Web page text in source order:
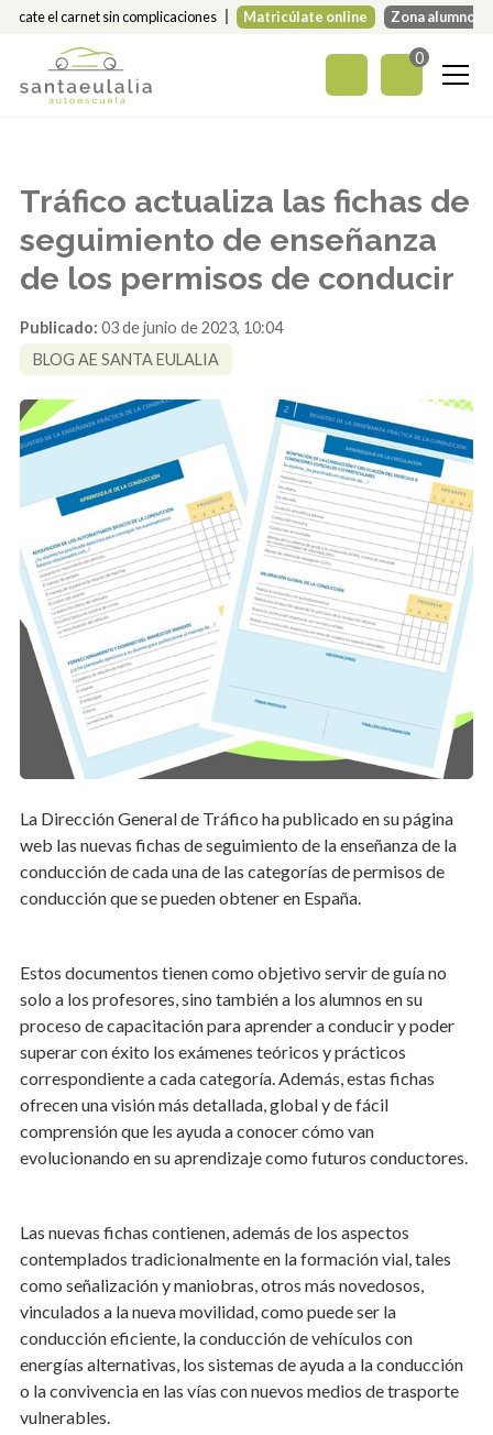
Sácate el carnet sin complicaciones Matricúlate online Zona alumnos
0
Tráfico actualiza las fichas de
seguimiento de enseñanza
de los permisos de conducir
Publicado: 03 de junio de 2023, 10:04
BLOG AE SANTA EULALIA
La Dirección General de Tráfico ha publicado en su página
web las nuevas fichas de seguimiento de la enseñanza de la
conducción de cada una de las categorías de permisos de
conducción que se pueden obtener en España.
Estos documentos tienen como objetivo servir de guía no
solo a los profesores, sino también a los alumnos en su
proceso de capacitación para aprender a conducir y poder
superar con éxito los exámenes teóricos y prácticos
correspondiente a cada categoría. Además, estas fichas
ofrecen una visión más detallada, global y de fácil
comprensión que les ayuda a conocer cómo van
evolucionando en su aprendizaje como futuros conductores.
Las nuevas fichas contienen, además de los aspectos
contemplados tradicionalmente en la formación vial, tales
como señalización y maniobras, otros más novedosos,
vinculados a la nueva movilidad, como puede ser la
conducción eficiente, la conducción de vehículos con
energías alternativas, los sistemas de ayuda a la conducción
o la convivencia en las vías con nuevos medios de trasporte
vulnerables.